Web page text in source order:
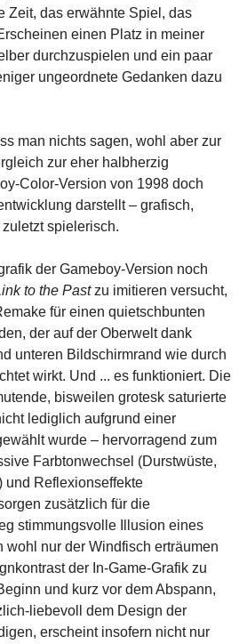
Zeit, das erwähnte Spiel, das
einen Platz in meiner
durchzuspielen und ein paar
ungeordnete Gedanken dazu
man nichts sagen, wohl aber zur
zur eher halbherzig
Color-Version von 1998 doch
darstellt – grafisch,
spielerisch.
der Gameboy-Version noch
to the Pastzu imitieren versucht,
für einen quietschbunten
der auf der Oberwelt dank
unteren Bildschirmrand wie durch
wirkt. Und ... es funktioniert. Die
bisweilen grotesk saturierte
lediglich aufgrund einer
wurde – hervorragend zum
Farbtonwechsel (Durstwüste,
und Reflexionseffekte
zusätzlich für die
stimmungsvolle Illusion eines
wohl nur der Windfisch erträumen
der In-Game-Grafik zu
und kurz vor dem Abspann,
liebevoll dem Design der
erscheint insofern nicht nur